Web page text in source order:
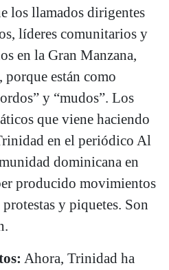
los llamados dirigentes
líderes comunitarios y
en la Gran Manzana,
están como
y “mudos”. Los
que viene haciendo
en el periódico Al
dominicana en
producido movimientos
y piquetes. Son
Ahora, Trinidad ha